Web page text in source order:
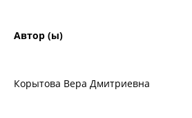
Автор (ы)
Корытова Вера Дмитриевна